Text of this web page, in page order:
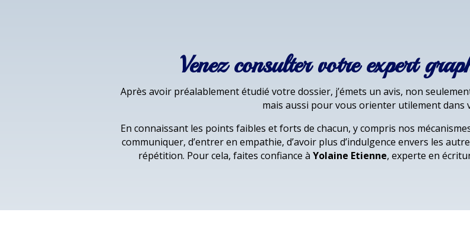
Venez consulter votre expert
Après avoir préalablement étudié votre dossier, j’émets un avis, non
mais aussi pour vous orienter utilement dans
En connaissant les points faibles et forts de chacun, y compris nos
communiquer, d’entrer en empathie, d’avoir plus d’indulgence envers les
répétition. Pour cela, faites confiance à Yolaine Etienne, experte en